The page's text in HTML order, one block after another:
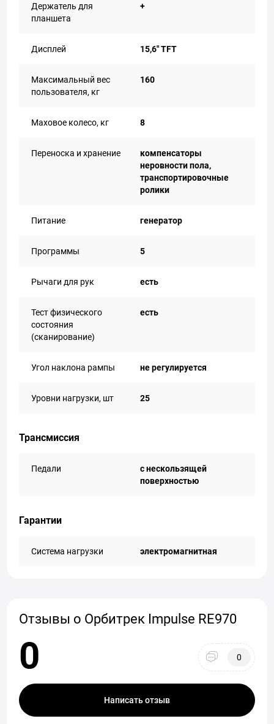
Держатель для
планшета
+
Дисплей 15,6" TFT
Максимальный вес
пользователя, кг
160
Маховое колесо, кг 8
Переноска и хранение
компенсаторы
неровности пола,
транспортировочные
ролики
Питание генератор
Прoграммы 5
Рычаги для рук есть
Тест физического
состояния
(сканирование)
есть
Угол наклона рампы не регулируется
Уровни нагрузки, шт 25
Трансмиссия
Педали
с нескользящей
поверхностью
Гарантии
Система нагрузки электромагнитная
Отзывы о Орбитрек Impulse RE970
0 0
Написать отзыв